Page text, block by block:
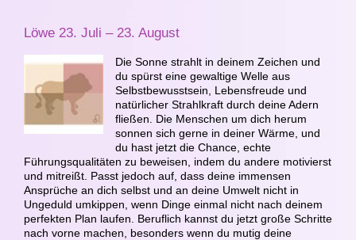
Löwe 23. Juli – 23. August
Die Sonne strahlt in deinem Zeichen und
du spürst eine gewaltige Welle aus
Selbstbewusstsein, Lebensfreude und
natürlicher Strahlkraft durch deine Adern
fließen. Die Menschen um dich herum
sonnen sich gerne in deiner Wärme, und
du hast jetzt die Chance, echte
Führungsqualitäten zu beweisen, indem du andere motivierst
und mitreißt. Passt jedoch auf, dass deine immensen
Ansprüche an dich selbst und an deine Umwelt nicht in
Ungeduld umkippen, wenn Dinge einmal nicht nach deinem
perfekten Plan laufen. Beruflich kannst du jetzt große Schritte
nach vorne machen, besonders wenn du mutig deine